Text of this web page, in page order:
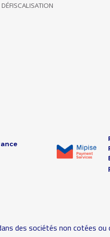
DÉFISCALISATION
des sociétés non cotées